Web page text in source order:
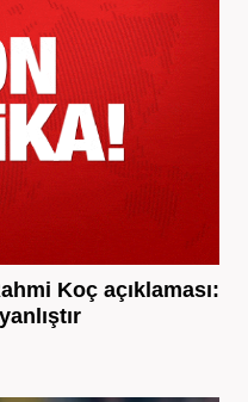
Koç açıklaması: